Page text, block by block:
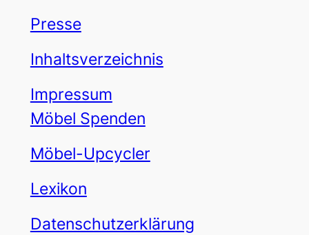
Presse
Inhaltsverzeichnis
Impressum
Möbel Spenden
Möbel-Upcycler
Lexikon
Datenschutzerklärung